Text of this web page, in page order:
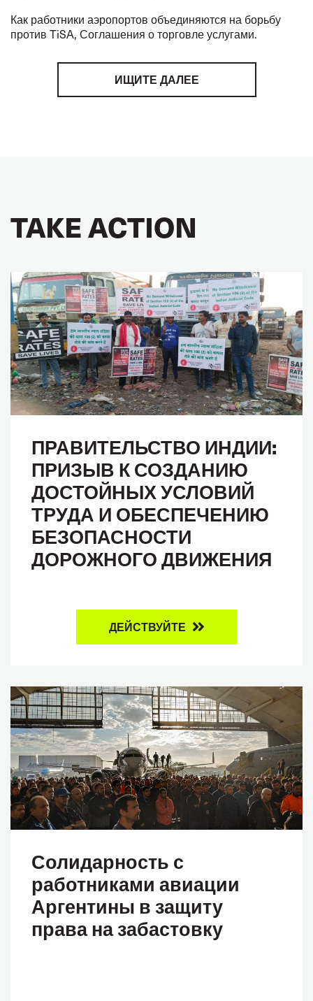
Как работники аэропортов объединяются на борьбу
против TiSA, Соглашения о торговле услугами.
ИЩИТЕ ДАЛЕЕ
TAKE ACTION
ПРАВИТЕЛЬСТВО ИНДИИ:
ПРИЗЫВ К СОЗДАНИЮ
ДОСТОЙНЫХ УСЛОВИЙ
ТРУДА И ОБЕСПЕЧЕНИЮ
БЕЗОПАСНОСТИ
ДОРОЖНОГО ДВИЖЕНИЯ
ДЕЙСТВУЙТЕ
Солидарность с
работниками авиации
Аргентины в защиту
права на забастовку